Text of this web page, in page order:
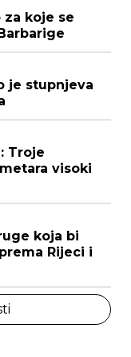
koje se
je stupnjeva
Troje
visoki
koja bi
Rijeci i